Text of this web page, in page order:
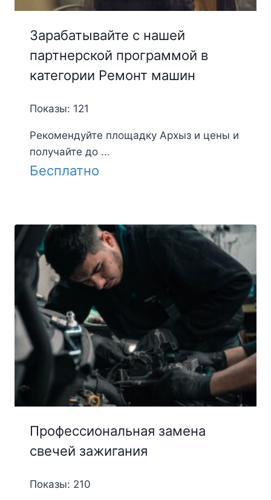
Зарабатывайте с нашей
партнерской программой в
категории Ремонт машин
Показы: 121
Рекомендуйте площадку Архыз и цены и
получайте до ...
Бесплатно
Профессиональная замена
свечей зажигания
Показы: 210